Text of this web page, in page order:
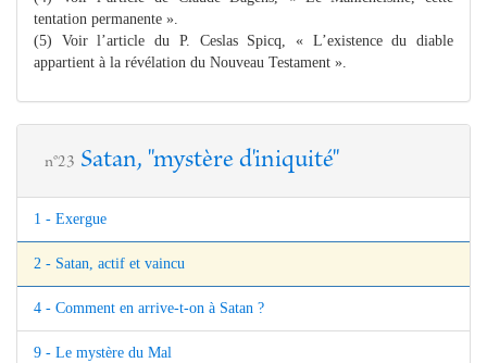
tentation permanente ».
(5) Voir l’article du P. Ceslas Spicq, « L’existence du diable
appartient à la révélation du Nouveau Testament ».
n°23 Satan, "mystère d'iniquité"
1 - Exergue
2 - Satan, actif et vaincu
4 - Comment en arrive-t-on à Satan ?
9 - Le mystère du Mal